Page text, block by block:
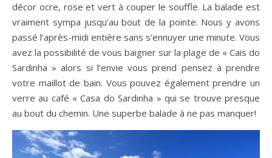
décor ocre, rose et vert à couper le souffle. La balade est
vraiment sympa jusqu’au bout de la pointe. Nous y avons
passé l’après-midi entière sans s’ennuyer une minute. Vous
avez la possibilité de vous baigner sur la plage de « Cais do
Sardinha » alors si l’envie vous prend pensez à prendre
votre maillot de bain. Vous pouvez également prendre un
verre au café « Casa do Sardinha » qui se trouve presque
au bout du chemin. Une superbe balade à ne pas manquer!